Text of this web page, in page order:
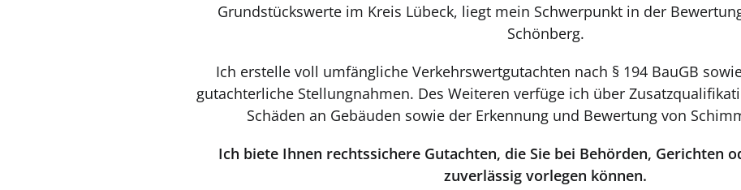
Grundstückswerte im Kreis Lübeck, liegt mein Schwerpunkt in der
Schönberg.
Ich erstelle voll umfängliche Verkehrswertgutachten nach § 194 BauGB
gutachterliche Stellungnahmen. Des Weiteren verfüge ich über
Schäden an Gebäuden sowie der Erkennung und Bewertung von
Ich biete Ihnen rechtssichere Gutachten, die Sie bei Behörden, Gerichten
zuverlässig vorlegen können.